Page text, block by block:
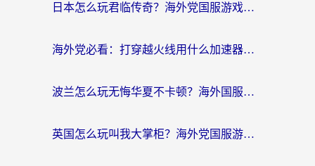
日本怎么玩君临传奇？海外党国服游戏加速避坑指南（附菲律宾欧洲玩家实测）
海外党必看：打穿越火线用什么加速器？解决延迟卡顿，还能玩奇妙拼图世界和第五人格
波兰怎么玩无悔华夏不卡顿？海外国服游戏加速器终极指南（附征途2萤火突击解决方案）
英国怎么玩叫我大掌柜？海外党国服游戏加速避坑指南（附实测推荐）